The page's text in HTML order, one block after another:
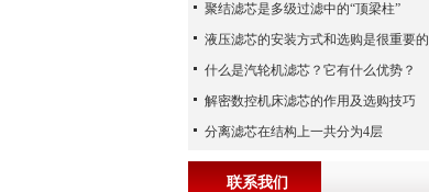
聚结滤芯是多级过滤中的“顶梁柱”
液压滤芯的安装方式和选购是很重要的
什么是汽轮机滤芯？它有什么优势？
解密数控机床滤芯的作用及选购技巧
分离滤芯在结构上一共分为4层
联系我们